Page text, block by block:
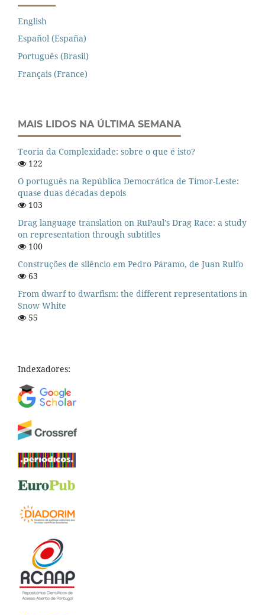
English
Español (España)
Português (Brasil)
Français (France)
MAIS LIDOS NA ÚLTIMA SEMANA
Teoria da Complexidade: sobre o que é isto?
122
O português na República Democrática de Timor-Leste:
quase duas décadas depois
103
Drag language translation on RuPaul’s Drag Race: a study
on representation through subtitles
100
Construções de silêncio em Pedro Páramo, de Juan Rulfo
63
From dwarf to dwarfism: the different representations in
Snow White
55
Indexadores: